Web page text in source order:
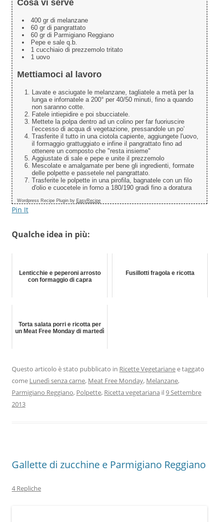
Cosa vi serve
400 gr di melanzane
60 gr di pangrattato
60 gr di Parmigiano Reggiano
Pepe e sale q.b.
1 cucchiaio di prezzemolo tritato
1 uovo
Mettiamoci al lavoro
Lavate e asciugate le melanzane, tagliatele a metà per la
lunga e infornatele a 200° per 40/50 minuti, fino a quando
non saranno cotte.
Fatele intiepidire e poi sbucciatele.
Mettete la polpa dentro ad un colino per far fuoriuscire
l’eccesso di acqua di vegetazione, pressandole un po’
Trasferite il tutto in una ciotola capiente, aggiungete l'uovo,
il formaggio grattuggiato e infine il pangrattato fino ad
ottenere un composto che "resta insieme"
Aggiustate di sale e pepe e unite il prezzemolo
Mescolate e amalgamate per bene gli ingredienti, formate
delle polpette e passetele nel pangrattato.
Trasferite le polpette in una pirofila, bagnatele con un filo
d'olio e cuocetele in forno a 180/190 gradi fino a doratura
Wordpress Recipe Plugin by EasyRecipe
Pin It
Qualche idea in più:
Lenticchie e peperoni arrosto
con formaggio di capra
Fusillotti fragola e ricotta
Torta salata porri e ricotta per
un Meat Free Monday di martedì
Questo articolo è stato pubblicato in Ricette Vegetarianee taggato
come Lunedì senza carne, Meat Free Monday, Melanzane,
Parmigiano Reggiano, Polpette, Ricetta vegetariana il9 Settembre
2013
Gallette di zucchine e Parmigiano Reggiano
4 Repliche